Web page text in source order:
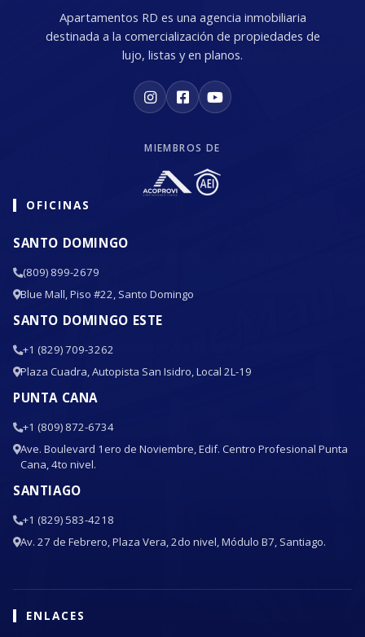
Apartamentos RD es una agencia inmobiliaria
destinada a la comercialización de propiedades de
lujo, listas y en planos.
MIEMBROS DE
OFICINAS
SANTO DOMINGO
(809) 899-2679
Blue Mall, Piso #22, Santo Domingo
SANTO DOMINGO ESTE
+1 (829) 709-3262
Plaza Cuadra, Autopista San Isidro, Local 2L-19
PUNTA CANA
+1 (809) 872-6734
Ave. Boulevard 1ero de Noviembre, Edif. Centro Profesional Punta
Cana, 4to nivel.
SANTIAGO
+1 (829) 583-4218
Av. 27 de Febrero, Plaza Vera, 2do nivel, Módulo B7, Santiago.
ENLACES